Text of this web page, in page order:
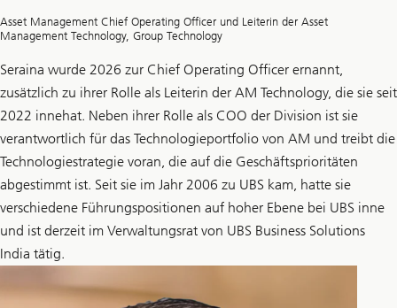
Asset Management Chief Operating Officer und Leiterin der Asset
Management Technology, Group Technology
Seraina wurde 2026 zur Chief Operating Officer ernannt,
zusätzlich zu ihrer Rolle als Leiterin der AM Technology, die sie seit
2022 innehat. Neben ihrer Rolle als COO der Division ist sie
verantwortlich für das Technologieportfolio von AM und treibt die
Technologiestrategie voran, die auf die Geschäftsprioritäten
abgestimmt ist. Seit sie im Jahr 2006 zu UBS kam, hatte sie
verschiedene Führungspositionen auf hoher Ebene bei UBS inne
und ist derzeit im Verwaltungsrat von UBS Business Solutions
India tätig.